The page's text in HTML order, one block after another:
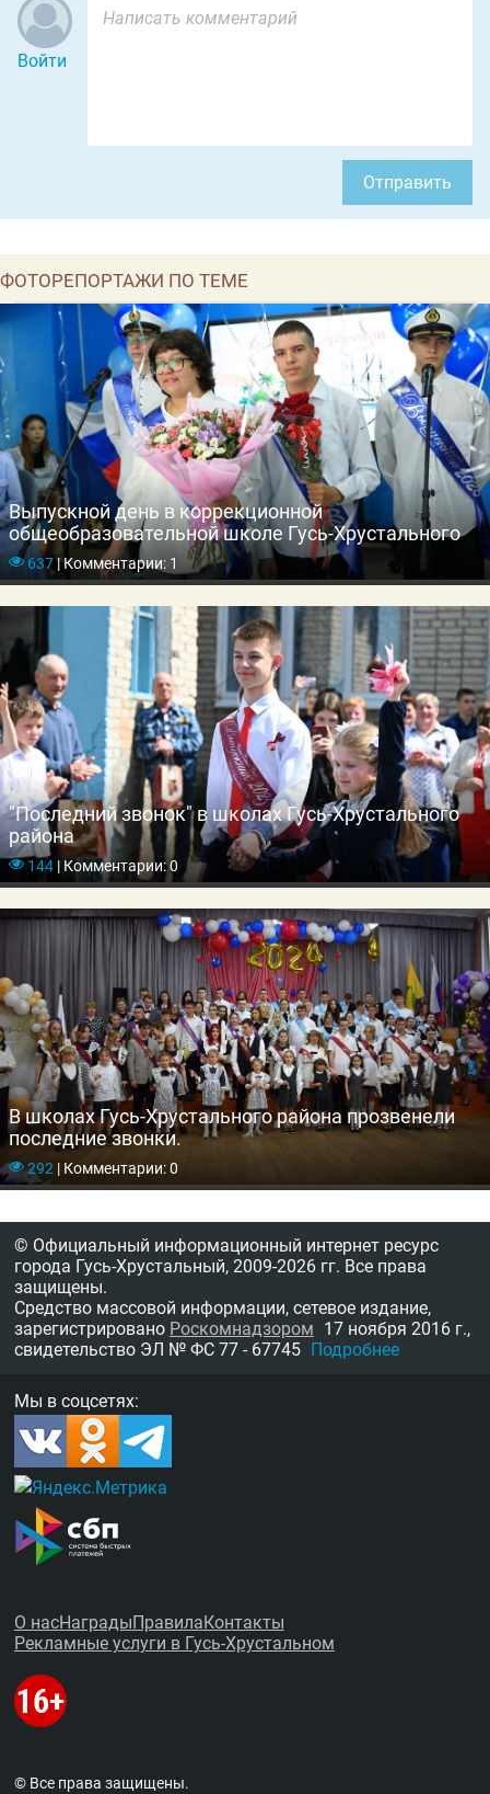
Войти
Отправить
ФОТОРЕПОРТАЖИ ПО ТЕМЕ
Выпускной день в коррекционной
общеобразовательной школе Гусь-Хрустального
637|Комментарии: 1
"Последний звонок" в школах Гусь-Хрустального
района
144 |Комментарии: 0
В школах Гусь-Хрустального района прозвенели
последние звонки.
292 |Комментарии: 0
© Официальный информационный интернет ресурс
города Гусь-Хрустальный, 2009-2026 гг. Все права
защищены.
Средство массовой информации, сетевое издание,
зарегистрировано Роскомнадзором 17 ноября 2016 г.,
свидетельство ЭЛ № ФС 77 - 67745 Подробнее
Мы в соцсетях:
О насНаграды Правила Контакты
Рекламные услуги в Гусь-Хрустальном
© Все права защищены.